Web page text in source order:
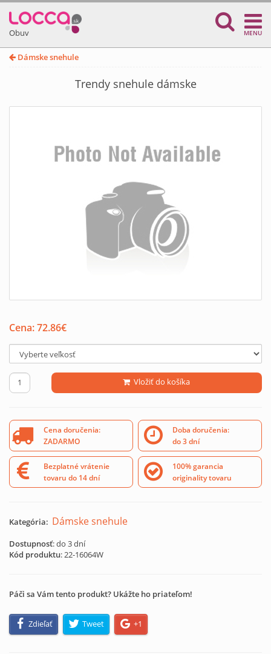
Obuv MENU
Dámske snehule
Trendy snehule dámske
Cena:72.86€
Vložiť do košíka
Cena doručenia:
ZADARMO
Doba doručenia:
do 3 dní
Bezplatné vrátenie
tovaru do 14 dní
100% garancia
originality tovaru
Kategória: Dámske snehule
Dostupnosť: do 3 dní
Kód produktu:22-16064W
Páči sa Vám tento produkt? Ukážte ho priateľom!
Zdieľať Tweet +1